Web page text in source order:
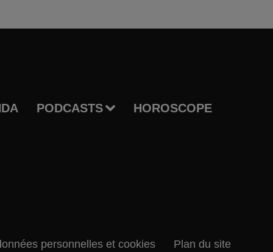
PODCASTS HOROSCOPE
personnelles et cookies Plan du site